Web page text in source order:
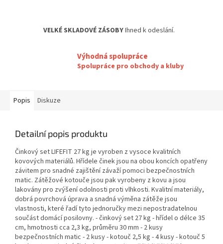
VELKÉ SKLADOVÉ ZÁSOBYIhned k odeslání.
Výhodná spolupráce
Spolupráce pro obchody a kluby
Popis Diskuze
Detailní popis produktu
Činkový set LIFEFIT 27 kg je vyroben z vysoce kvalitních
kovových materiálů. Hřídele činek jsou na obou koncích opatřeny
závitem pro snadné zajištění závaží pomoci bezpečnostních
matic. Zátěžové kotouče jsou pak vyrobeny z kovu a jsou
lakovány pro zvýšení odolnosti proti vlhkosti. Kvalitní materiály,
dobrá povrchová úprava a snadná výměna zátěže jsou
vlastnosti, které řadí tyto jednoručky mezi nepostradatelnou
součást domácí posilovny. - činkový set 27 kg - hřídel o délce 35
cm, hmotnosti cca 2,3 kg, průměru 30 mm - 2 kusy
bezpečnostních matic - 2 kusy - kotouč 2,5 kg - 4 kusy - kotouč 5